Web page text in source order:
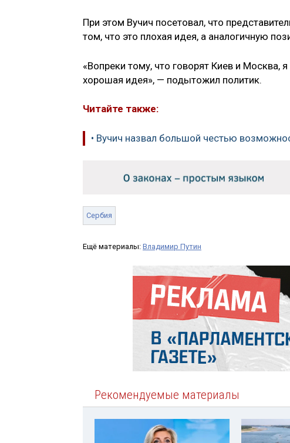
При этом Вучич посетовал, что
том, что это плохая идея, а аналогичную
«Вопреки тому, что говорят Киев и Москва,
хорошая идея», — подытожил политик.
Читайте также:
• Вучич назвал большой честью
Сербия
Ещё материалы: Владимир Путин
Рекомендуемые материалы